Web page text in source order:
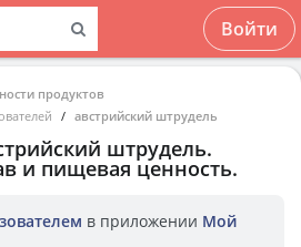
Войти
продуктов
австрийский штрудель
штрудель.
и пищевая ценность.
в приложении Мой